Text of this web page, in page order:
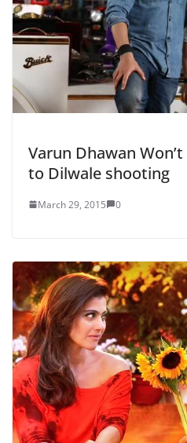
Varun Dhawan
to Dilwale shooting
March 29, 2015 0